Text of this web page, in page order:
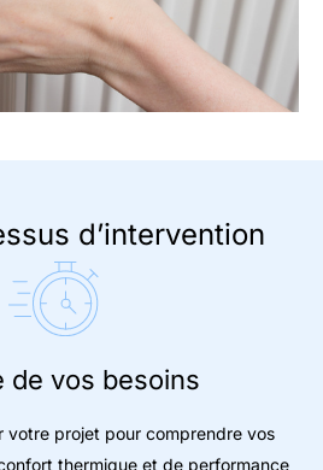
d’intervention
de vos besoins
votre projet pour comprendre vos
thermique et de performance